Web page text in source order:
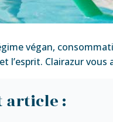
végan,
l’esprit. Clairazur
article :